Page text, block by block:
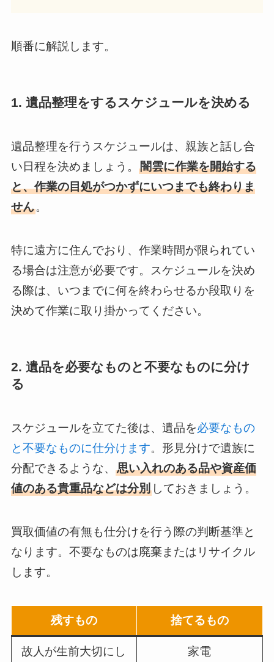
順番に解説します。
1. 遺品整理をするスケジュールを決める
遺品整理を行うスケジュールは、親族と話し合
い日程を決めましょう。 闇雲に作業を開始する
と、作業の目処がつかずにいつまでも終わりま
せん。
特に遠方に住んでおり、作業時間が限られてい
る場合は注意が必要です。スケジュールを決め
る際は、いつまでに何を終わらせるか段取りを
決めて作業に取り掛かってください。
2. 遺品を必要なものと不要なものに分け
る
スケジュールを立てた後は、遺品を必要なもの
と不要なものに仕分けます。形見分けで遺族に
分配できるような、 思い入れのある品や資産価
値のある貴重品などは分別しておきましょう。
買取価値の有無も仕分けを行う際の判断基準と
なります。不要なものは廃棄またはリサイクル
します。
残すもの 捨てるもの
故人が生前大切にし
家電